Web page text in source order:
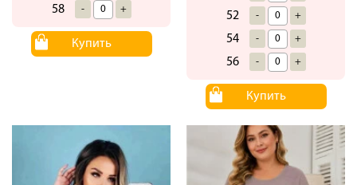
58 - +
Купить
52 - +
54 - +
56 - +
Купить